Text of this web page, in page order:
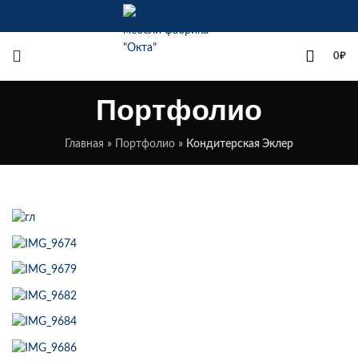
0₽
Портфолио
Главная » Портфолио » Кондитерская Эклер